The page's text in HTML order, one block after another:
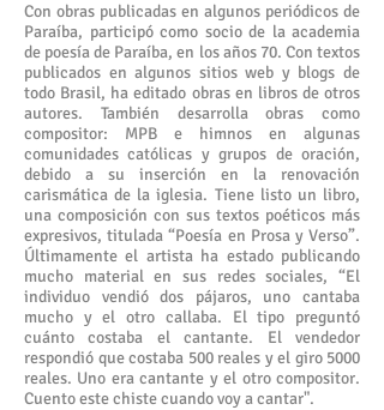
Con obras publicadas en algunos periódicos de
Paraíba, participó como socio de la academia
de poesía de Paraíba, en los años 70. Con textos
publicados en algunos sitios web y blogs de
todo Brasil, ha editado obras en libros de otros
autores. También desarrolla obras como
compositor: MPB e himnos en algunas
comunidades católicas y grupos de oración,
debido a su inserción en la renovación
carismática de la iglesia. Tiene listo un libro,
una composición con sus textos poéticos más
expresivos, titulada “Poesía en Prosa y Verso”.
Últimamente el artista ha estado publicando
mucho material en sus redes sociales, “El
individuo vendió dos pájaros, uno cantaba
mucho y el otro callaba. El tipo preguntó
cuánto costaba el cantante. El vendedor
respondió que costaba 500 reales y el giro 5000
reales. Uno era cantante y el otro compositor.
Cuento este chiste cuando voy a cantar".